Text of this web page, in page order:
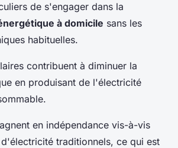
de s'engager dans la
à domicile sans les
habituelles.
contribuent à diminuer la
en produisant de l'électricité
en indépendance vis-à-vis
traditionnels, ce qui est